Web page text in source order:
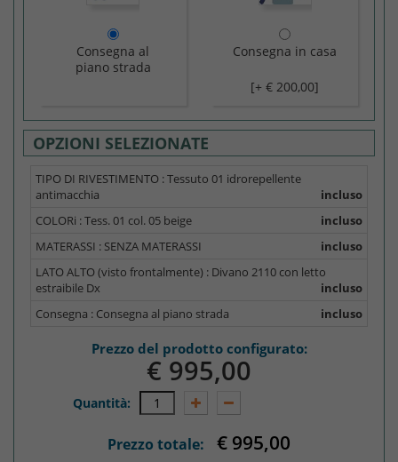
Consegna al
piano strada
Consegna in casa
[+ € 200,00]
OPZIONI SELEZIONATE
TIPO DI RIVESTIMENTO :Tessuto 01 idrorepellente
antimacchia
incluso
COLORi :Tess. 01 col. 05 beige
incluso
MATERASSI : SENZA MATERASSI
incluso
LATO ALTO (visto frontalmente) : Divano 2110 con letto
estraibile Dx
incluso
Consegna : Consegna al piano strada incluso
Prezzo del prodotto configurato:
€ 995,0
Quantità:
Prezzo totale: € 995,0